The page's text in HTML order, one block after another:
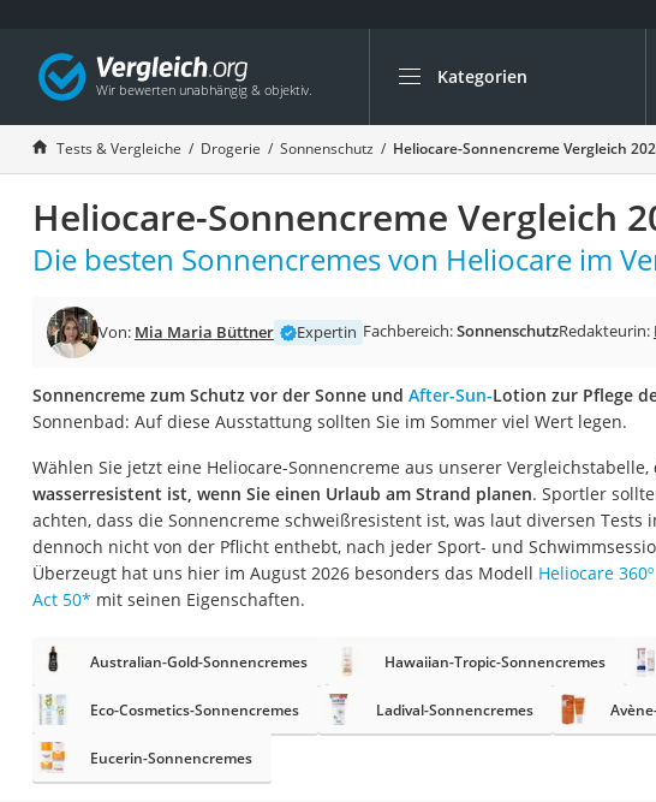
Kategorien
Die beliebtesten Vergleiche
Drogerie
Inhalator
Haarschneider
Rollator
Katzenklappe (Chip)
Masturbator
Epilierer
Reisehaartrockner
Eiweißpulver
Nackenmassagegerät
Zeckenschutz Katze
Tests & Vergleiche Drogerie Sonnenschutz Heliocare-Sonnencreme Vergleich
Heliocare-Sonnencreme Vergleich
Die besten Sonnencremes von Heliocare im
Von: Mia Maria Büttner Expertin Fachbereich:SonnenschutzRedakteurin:
Sonnencreme zum Schutz vor der Sonne und After-Sun-Lotion zur Pflege
Sonnenbad: Auf diese Ausstattung sollten Sie im Sommer viel Wert legen.
Wählen Sie jetzt eine Heliocare-Sonnencreme aus unserer Vergleichstabelle,
wasserresistent ist, wenn Sie einen Urlaub am Strand planen. Sportler
achten, dass die Sonnencreme schweißresistent ist, was laut diversen Tests
dennoch nicht von der Pflicht enthebt, nach jeder Sport- und
Überzeugt hat uns hier im August 2026 besonders das Modell Heliocare
Act 50* mit seinen Eigenschaften.
Australian-Gold-Sonnencremes Hawaiian-Tropic-Sonnencremes
Eco-Cosmetics-Sonnencremes Ladival-Sonnencremes
Eucerin-Sonnencremes